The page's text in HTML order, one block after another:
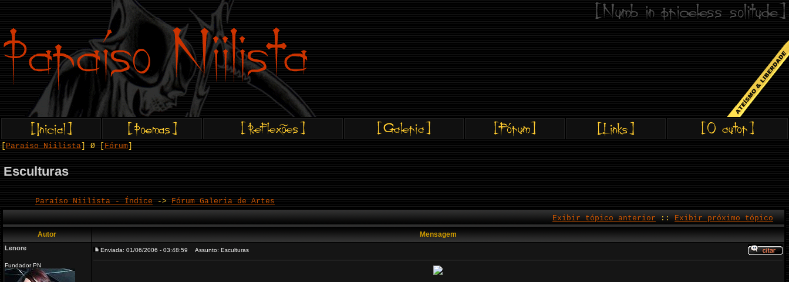
Paraíso Niilista ] Ø [ Fórum
Esculturas
Paraíso Niilista - Índice -> Fórum Galeria de Artes
Exibir tópico anterior :: Exibir próximo tópico
Autor Mensagem
Lenore
Fundador PN
Enviada: 01/06/2006 - 03:48:59 Assunto: Esculturas